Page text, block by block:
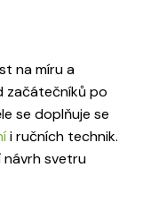
na míru a
začátečníků po
se doplňuje se
i ručních technik.
návrh svetru